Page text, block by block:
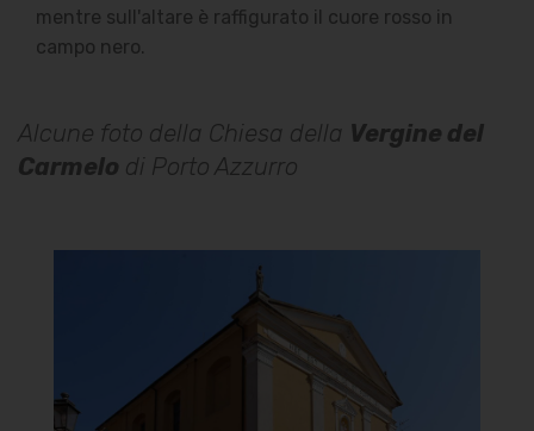
mentre sull'altare è raffigurato il cuore rosso in
campo nero.
Alcune foto della Chiesa della Vergine del
Carmelo di Porto Azzurro
Chiesa della Vergine del
Carmelo